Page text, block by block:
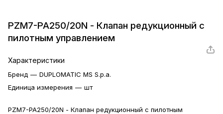
PZM7-PA250/20N - Клапан редукционный с
пилотным управлением
Характеристики
Бренд — DUPLOMATIC MS S.p.a.
Единица измерения — шт
PZM7-PA250/20N - Клапан редукционный с пилотным